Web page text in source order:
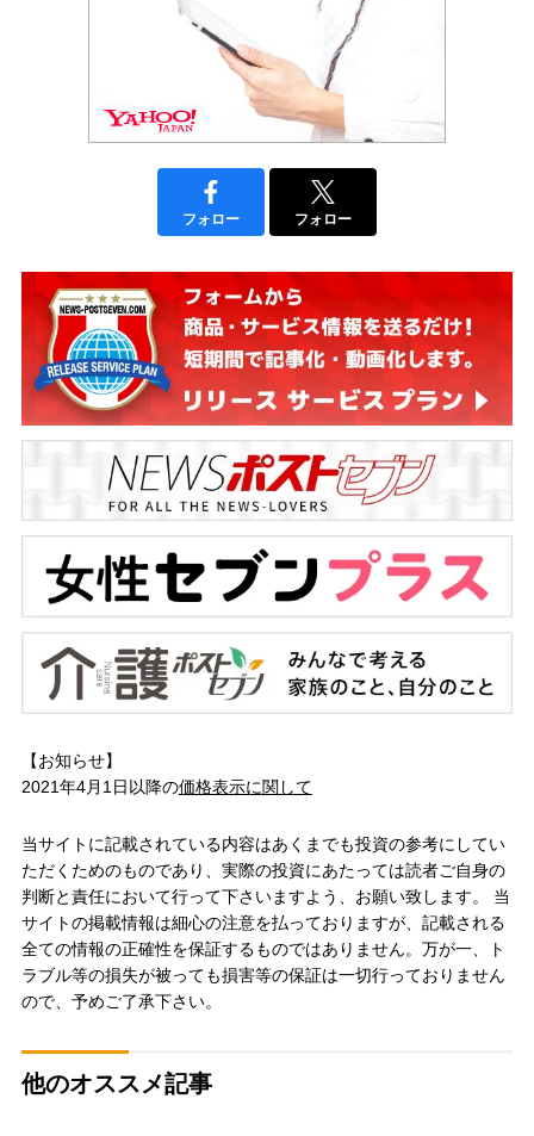
フォロー フォロー
【お知らせ】
2021年4月1日以降の価格表示に関して
当サイトに記載されている内容はあくまでも投資の参考にしてい
ただくためのものであり、実際の投資にあたっては読者ご自身の
判断と責任において行って下さいますよう、お願い致します。 当
サイトの掲載情報は細心の注意を払っておりますが、記載される
全ての情報の正確性を保証するものではありません。万が一、ト
ラブル等の損失が被っても損害等の保証は一切行っておりません
ので、予めご了承下さい。
他のオススメ記事